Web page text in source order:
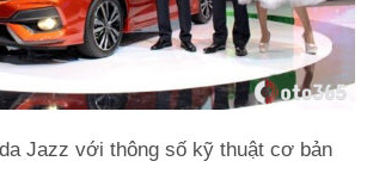
Jazz với thông số kỹ thuật cơ bản